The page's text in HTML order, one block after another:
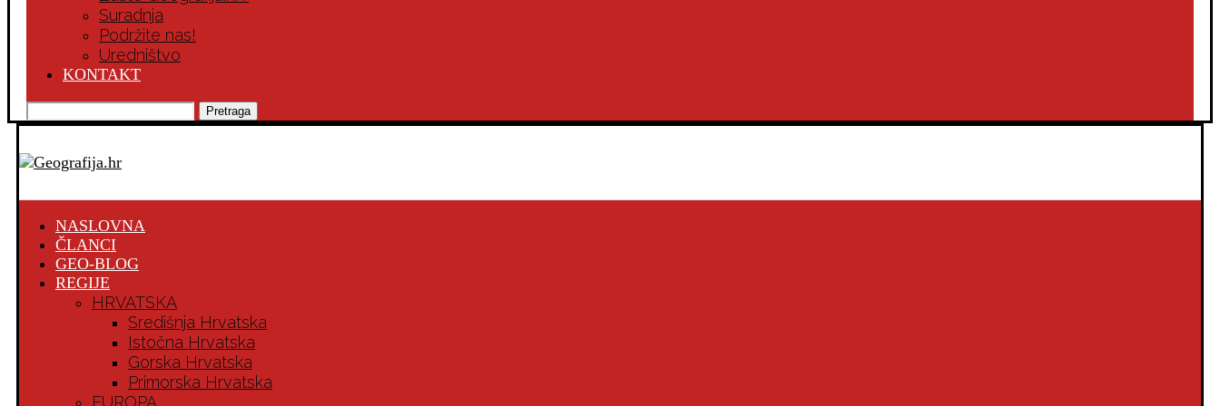
Suradnja
Podržite nas!
Uredništvo
KONTAKT
Pretraga
NASLOVNA
ČLANCI
GEO-BLOG
REGIJE
HRVATSKA
Središnja Hrvatska
Istočna Hrvatska
Gorska Hrvatska
Primorska Hrvatska
EUROPA